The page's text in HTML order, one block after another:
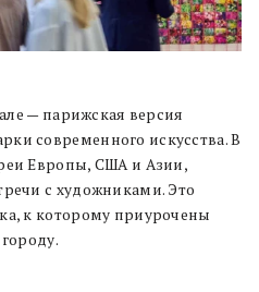
— парижская версия
современного искусства. В
Европы, США и Азии,
с художниками. Это
к которому приурочены